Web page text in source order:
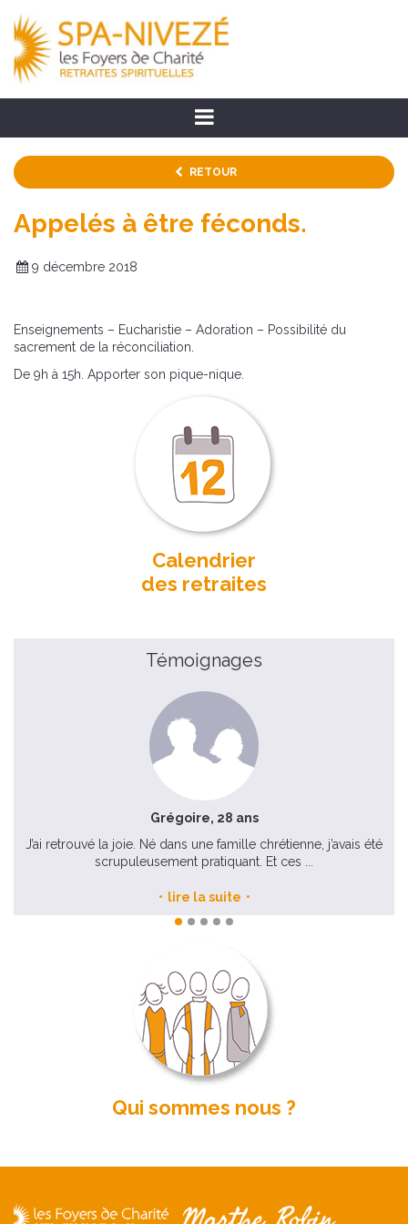
RETOUR
Appelés à être féconds.
9 décembre 2018
Enseignements – Eucharistie – Adoration – Possibilité du
sacrement de la réconciliation.
De 9h à 15h. Apporter son pique-nique.
Calendrier
des retraites
Témoignages
Grégoire, 28 ans
J’ai retrouvé la joie. Né dans une famille chrétienne, j’avais été
scrupuleusement pratiquant. Et ces ...
lire la suite
Qui sommes nous ?